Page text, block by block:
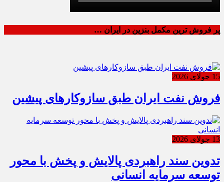
پر فروش ترین مکمل بنزین در ایران …
15 جولای 2026
فروش نفت ایران طبق سازوکارهای پیشین
13 جولای 2026
تدوین سند راهبردی پالایش و پخش با محور
توسعه سرمایه انسانی